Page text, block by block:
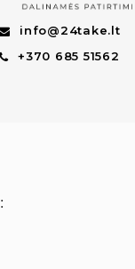
info@24take.lt
+370 685 51562
: